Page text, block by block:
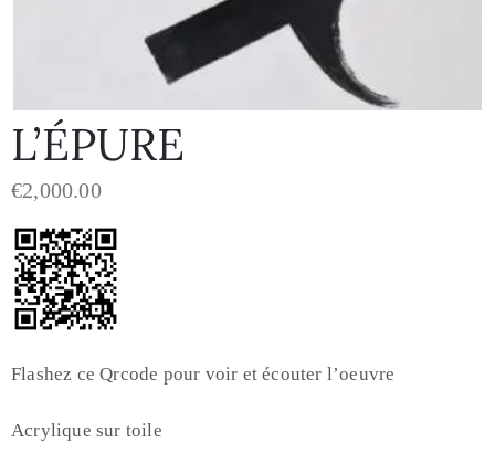
L’ÉPURE
€2,000.00
Flashez ce Qrcode pour voir et écouter l’oeuvre
Acrylique sur toile